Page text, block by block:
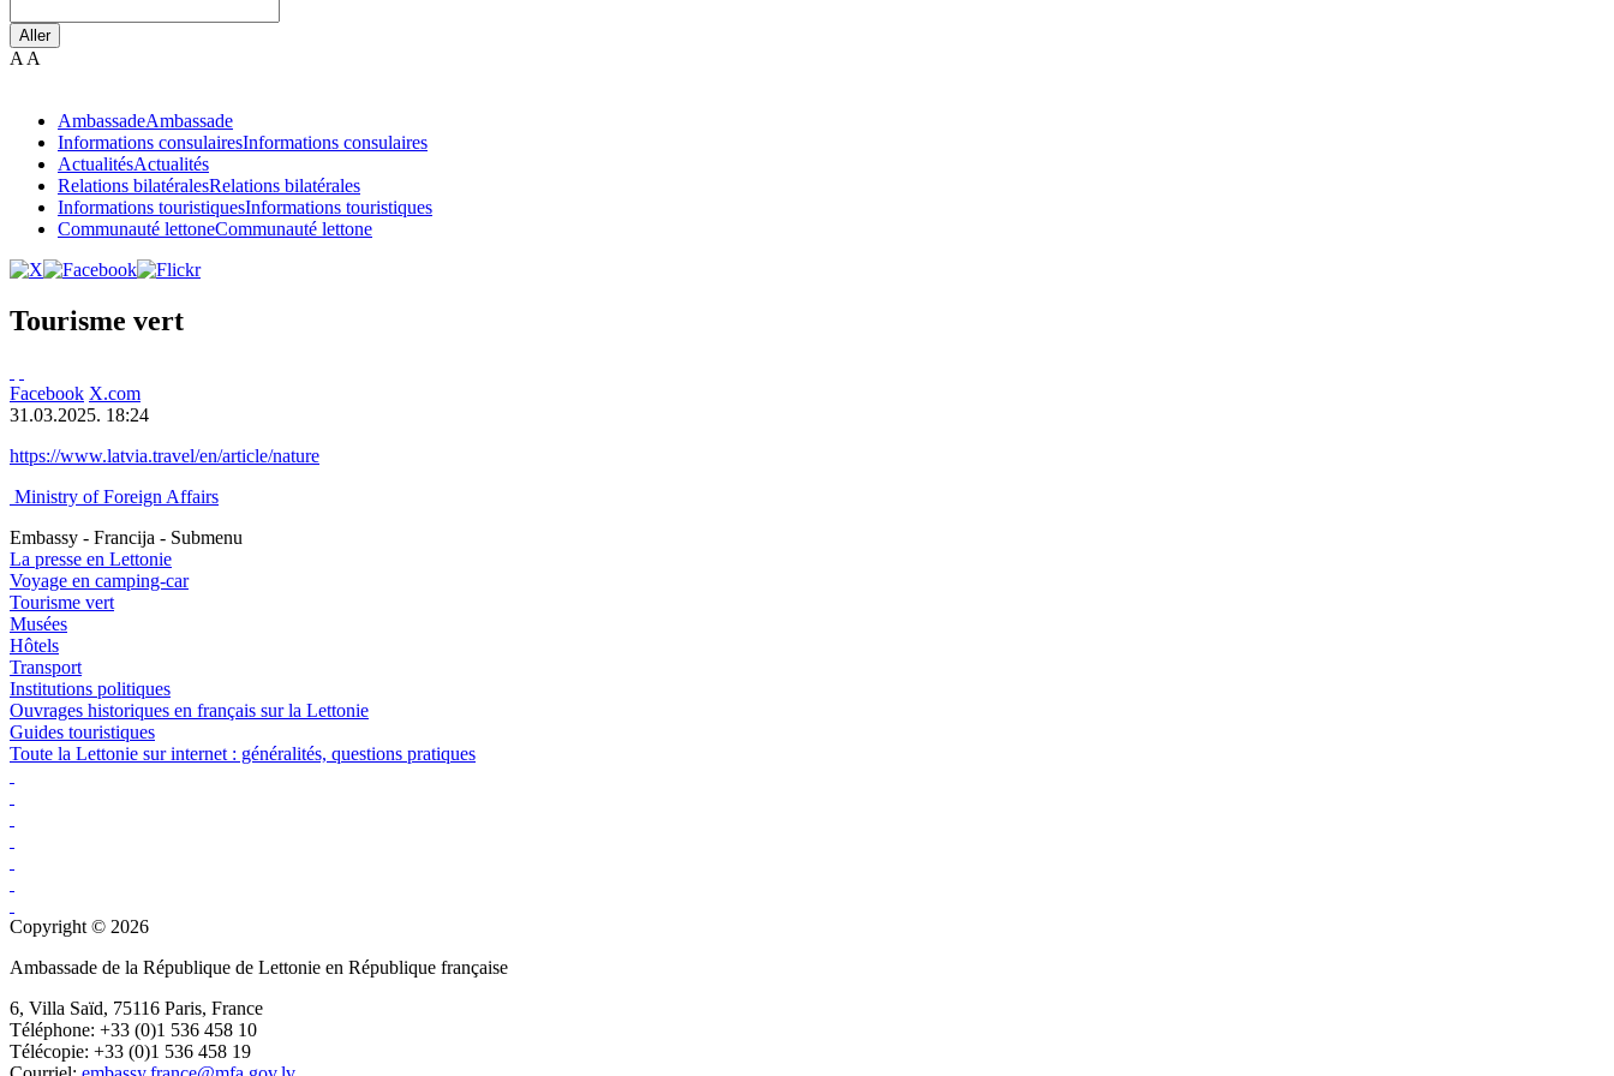
Aller
A A
AmbassadeAmbassade
Informations consulairesInformations consulaires
ActualitésActualités
Relations bilatéralesRelations bilatérales
Informations touristiquesInformations touristiques
Communauté lettoneCommunauté lettone
Tourisme vert
Facebook X.com
31.03.2025. 18:24
https://www.latvia.travel/en/article/nature
Ministry of Foreign Affairs
Embassy - Francija - Submenu
La presse en Lettonie
Voyage en camping-car
Tourisme vert
Musées
Hôtels
Transport
Institutions politiques
Ouvrages historiques en français sur la Lettonie
Guides touristiques
Toute la Lettonie sur internet : généralités, questions pratiques
Copyright © 2026
Ambassade de la République de Lettonie en République française
6, Villa Saïd, 75116 Paris, France
Téléphone: +33 (0)1 536 458 10
Télécopie: +33 (0)1 536 458 19